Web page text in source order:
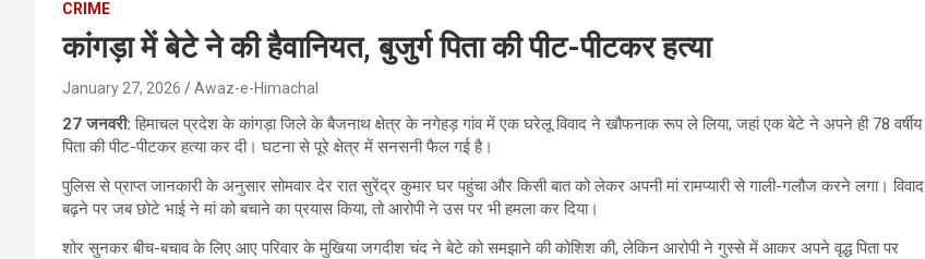
CRIME
कांगड़ा में बेटे ने की हैवानियत, बुजुर्ग पिता की पीट-पीटकर हत्या
January 27, 2026 Awaz-e-Himachal
27 जनवरी:हिमाचल प्रदेश के कांगड़ा जिले के बैजनाथ क्षेत्र के नगेहड़ गांव में एक घरेलू विवाद ने खौफनाक रूप ले लिया, जहां एक बेटे ने अपने ही 78 वर्षीय
पिता की पीट-पीटकर हत्या कर दी। घटना से पूरे क्षेत्र में सनसनी फैल गई है।
पुलिस से प्राप्त जानकारी के अनुसार सोमवार देर रात सुरेंद्र कुमार घर पहुंचा और किसी बात को लेकर अपनी मां रामप्यारी से गाली-गलौज करने लगा। विवाद
बढ़ने पर जब छोटे भाई ने मां को बचाने का प्रयास किया, तो आरोपी ने उस पर भी हमला कर दिया।
शोर सुनकर बीच-बचाव के लिए आए परिवार के मुखिया जगदीश चंद ने बेटे को समझाने की कोशिश की, लेकिन आरोपी ने गुस्से में आकर अपने वृद्ध पिता पर